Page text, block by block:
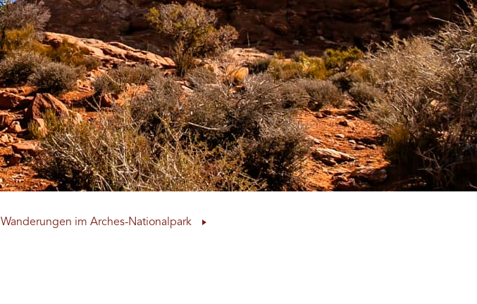
Wanderungen im Arches-Nationalpark